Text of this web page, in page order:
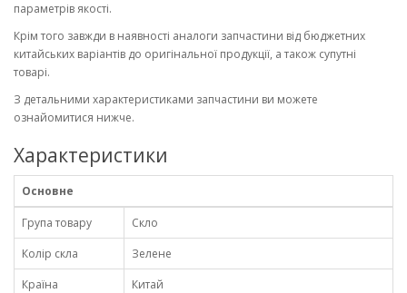
параметрів якості.
Крім того завжди в наявності аналоги запчастини від бюджетних
китайських варіантів до оригінальної продукції, а також супутні
товарі.
З детальними характеристиками запчастини ви можете
ознайомитися нижче.
Характеристики
Основне
Група товару
Скло
Колір скла
Зелене
Країна
Китай